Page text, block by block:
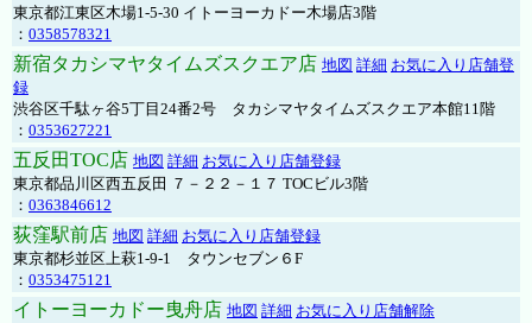
東京都江東区木場1-5-30 イトーヨーカドー木場店3階
： 0358578321
新宿タカシマヤタイムズスクエア店 地図 詳細 お気に入り店舗登
録
渋谷区千駄ヶ谷5丁目24番2号 タカシマヤタイムズスクエア本館11階
： 0353627221
五反田TOC店 地図 詳細 お気に入り店舗登録
東京都品川区西五反田 ７－２２－１７ TOCビル3階
： 0363846612
荻窪駅前店 地図 詳細 お気に入り店舗登録
東京都杉並区上萩1-9-1 タウンセブン６F
： 0353475121
イトーヨーカドー曳舟店 地図 詳細 お気に入り店舗解除